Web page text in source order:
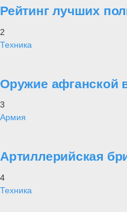
Рейтинг лучших
2
Техника
Оружие афганской
3
Армия
Артиллерийская
4
Техника